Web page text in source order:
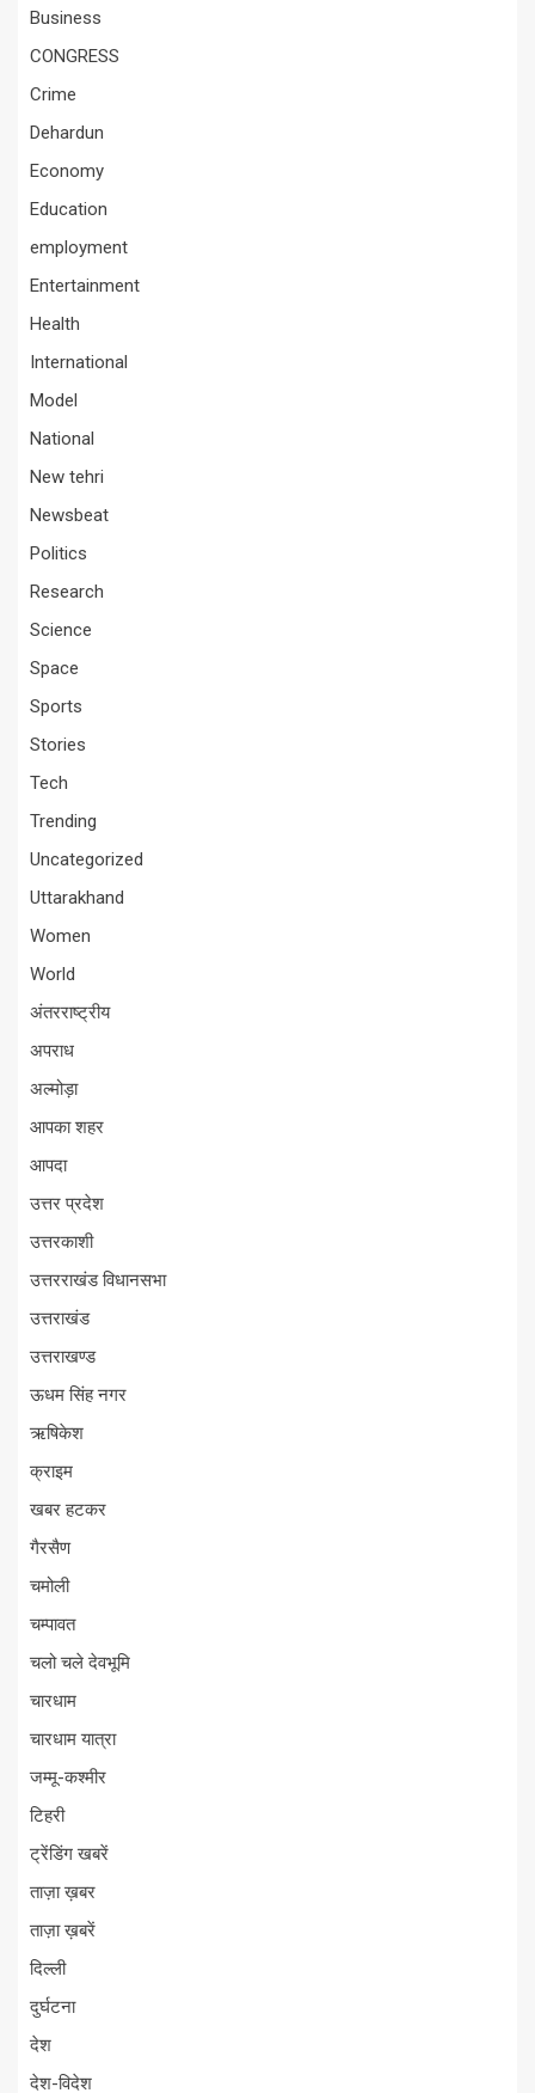
Business
CONGRESS
Crime
Dehardun
Economy
Education
employment
Entertainment
Health
International
Model
National
New tehri
Newsbeat
Politics
Research
Science
Space
Sports
Stories
Tech
Trending
Uncategorized
Uttarakhand
Women
World
अंतरराष्ट्रीय
अपराध
अल्मोड़ा
आपका शहर
आपदा
उत्तर प्रदेश
उत्तरकाशी
उत्तरराखंड विधानसभा
उत्तराखंड
उत्तराखण्ड
ऊधम सिंह नगर
ऋषिकेश
क्राइम
खबर हटकर
गैरसैण
चमोली
चम्पावत
चलो चले देवभूमि
चारधाम
चारधाम यात्रा
जम्मू-कश्मीर
टिहरी
ट्रेंडिंग खबरें
ताज़ा ख़बर
ताज़ा ख़बरें
दिल्ली
दुर्घटना
देश
देश-विदेश